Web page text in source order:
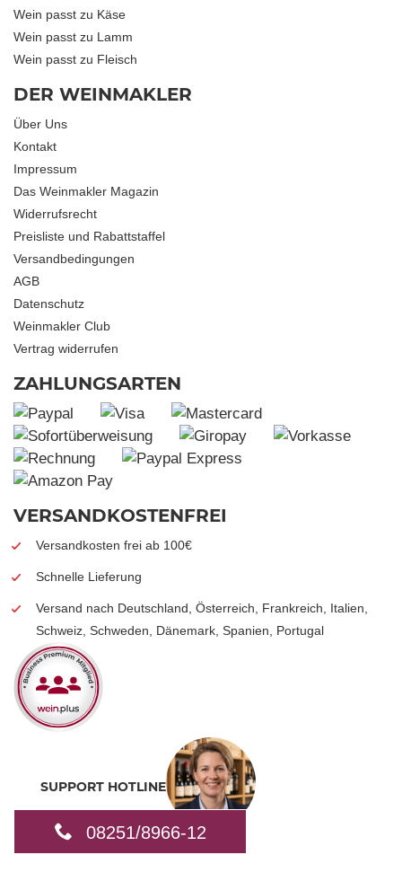
Wein passt zu Käse
Wein passt zu Lamm
Wein passt zu Fleisch
DER WEINMAKLER
Über Uns
Kontakt
Impressum
Das Weinmakler Magazin
Widerrufsrecht
Preisliste und Rabattstaffel
Versandbedingungen
AGB
Datenschutz
Weinmakler Club
Vertrag widerrufen
ZAHLUNGSARTEN
VERSANDKOSTENFREI
Versandkosten frei ab 100€
Schnelle Lieferung
Versand nach Deutschland, Österreich, Frankreich, Italien,
Schweiz, Schweden, Dänemark, Spanien, Portugal
SUPPORT HOTLINE
08251/8966-12